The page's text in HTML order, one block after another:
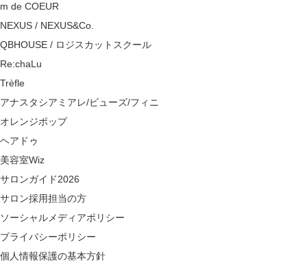
m de COEUR
NEXUS / NEXUS&Co.
QBHOUSE / ロジスカットスクール
Re:chaLu
Trèfle
アナスタシアミアレ/ビューズ/フィニ
オレンジポップ
ヘアドゥ
美容室Wiz
サロンガイド2026
サロン採用担当の方
ソーシャルメディアポリシー
プライバシーポリシー
個人情報保護の基本方針